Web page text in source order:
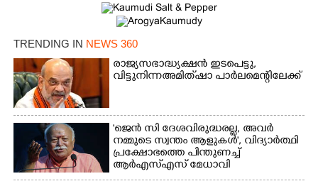
TRENDING IN NEWS 360
രാജ്യസഭാദ്ധ്യക്ഷൻ ഇടപെട്ടു,
വിട്ടുനിന്ന അമിത് ഷാ പാർലമെന്റിലേക്ക്
'ജെൻ സി ദേശവിരുദ്ധരല്ല, അവർ
നമ്മുടെ സ്വന്തം ആളുകൾ', വിദ്യാർത്ഥി
പ്രക്ഷോഭത്തെ പിന്തുണച്ച്
ആർഎസ്‌എസ് മേധാവി
Share this link
Copy Link